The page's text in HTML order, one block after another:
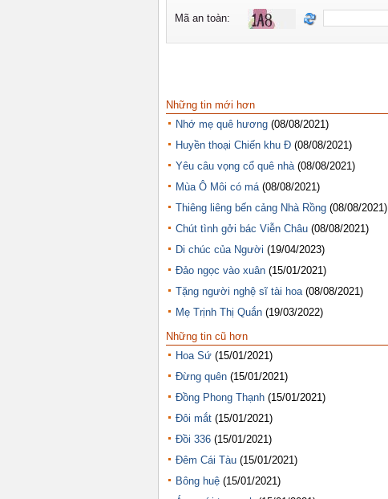
Những tin mới hơn
Nhớ mẹ quê hương (08/08/2021)
Huyền thoại Chiến khu Đ (08/08/2021)
Yêu câu vọng cổ quê nhà (08/08/2021)
Mùa Ô Môi có má (08/08/2021)
Thiêng liêng bến cảng Nhà Rồng (08/08/2021)
Chút tình gởi bác Viễn Châu (08/08/2021)
Di chúc của Người (19/04/2023)
Đảo ngọc vào xuân (15/01/2021)
Tặng người nghệ sĩ tài hoa (08/08/2021)
Mẹ Trịnh Thị Quắn (19/03/2022)
Những tin cũ hơn
Hoa Sứ (15/01/2021)
Đừng quên (15/01/2021)
Đồng Phong Thạnh (15/01/2021)
Đôi mắt (15/01/2021)
Đồi 336 (15/01/2021)
Đêm Cái Tàu (15/01/2021)
Bông huệ (15/01/2021)